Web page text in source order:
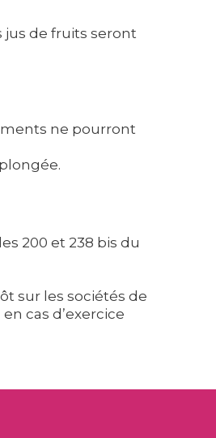
jus de fruits seront
ne pourront
200 et 238 bis du
sur les sociétés de
cas d’exercice